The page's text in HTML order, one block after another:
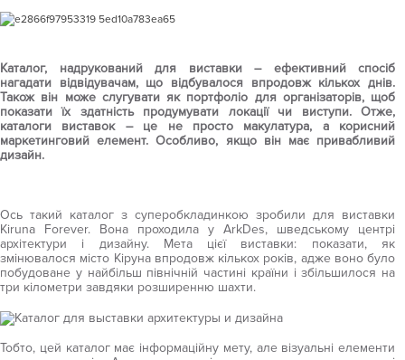
Каталог, надрукований для виставки – ефективний спосіб
нагадати відвідувачам, що відбувалося впродовж кількох днів.
Також він може слугувати як портфоліо для організаторів, щоб
показати їх здатність продумувати локації чи виступи. Отже,
каталоги виставок – це не просто макулатура, а корисний
маркетинговий елемент. Особливо, якщо він має привабливий
дизайн.
Ось такий каталог з суперобкладинкою зробили для виставки
Kiruna Forever. Вона проходила у ArkDes, шведському центрі
архітектури і дизайну. Мета цієї виставки: показати, як
змінювалося місто Кіруна впродовж кількох років, адже воно було
побудоване у найбільш північній частині країни і збільшилося на
три кілометри завдяки розширенню шахти.
Тобто, цей каталог має інформаційну мету, але візуальні елементи